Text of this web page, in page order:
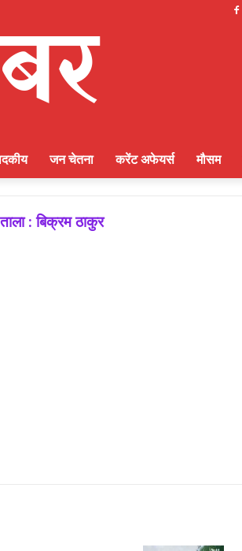
जन चेतना करेंट अफेयर्स मौसम
: बिक्रम ठाकुर